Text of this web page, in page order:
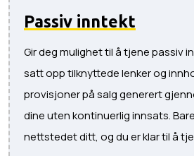
Passiv inntekt
Gir deg mulighet til å tjene passiv
satt opp tilknyttede lenker og
provisjoner på salg generert
dine uten kontinuerlig innsats.
nettstedet ditt, og du er klar til å